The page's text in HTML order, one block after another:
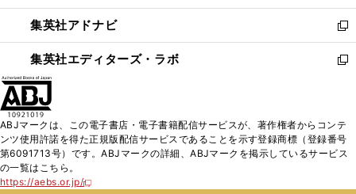
開
く
ウ
で
開
く
ン
ド
ウ
で
ウ
ィ
ン
ド
く
集英社アドナビ
新
し
い
ド
ウ
で
集英社エディターズ・ラボ
新
ィ
ン
ABJマークは、この電子書店・電子書籍配信サービスが、著作権者からコンテ
ンツ使用許諾を得た正規版配信サービスであることを示す登録商標（登録番号
第6091713号）です。ABJマークの詳細、ABJマークを掲示しているサービス
の一覧はこちら。
https://aebs.or.jp/
新